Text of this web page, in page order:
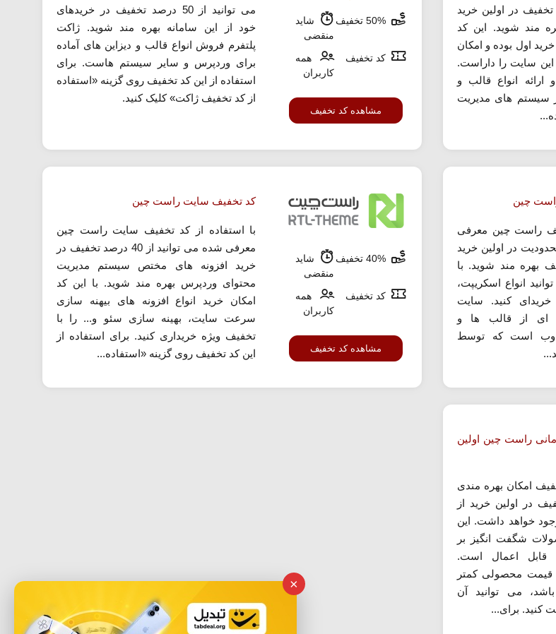
از 20 درصد تخفیف در اولین خرید
مند شوید. این کد
اول بوده و امکان
سایت را داراست.
انواع قالب و
سیستم های مدیریت
شاید
منقضی
کد تخفیف
همه
کاربران
مشاهده کد تخفیف
می توانید از 50 درصد تخفیف در خریدهای
خود از این سامانه بهره مند شوید. ژاکت
پلتفرم فروش انواع قالب و دیزاین های آماده
برای وردپرس و سایر سیستم هاست. برای
استفاده از این کد تخفیف روی گزینه «استفاده
از کد تخفیف ژاکت» کلیک کنید.
چین
راست چین معرفی
در اولین خرید
تخفیف بهره مند شوید. با
انواع اسکریپت،
خریدای کنید. سایت
ای از قالب ها و
وب است که توسط
شاید
منقضی
کد تخفیف
همه
کاربران
مشاهده کد تخفیف
کد تخفیف سایت راست چین
با استفاده از کد تخفیف سایت راست چین
معرفی شده می توانید از 40 درصد تخفیف در
خرید افزونه های مختص سیستم مدیریت
محتوای وردپرس بهره مند شوید. با این کد
امکان خرید انواع افزونه های بیهنه سازی
سرعت سایت، بهینه سازی سئو و... را با
تخفیف ویژه خریداری کنید. برای استفاده از
این کد تخفیف روی گزینه «استفاده...
هزار تومانی راست چین اولین
امکان بهره مندی
تخفیف در اولین خرید از
خواهد داشت. این
شگفت انگیز بر
قابل اعمال است.
قیمت محصولی کمتر
باشد، می توانید آن
کنید. برای...
×